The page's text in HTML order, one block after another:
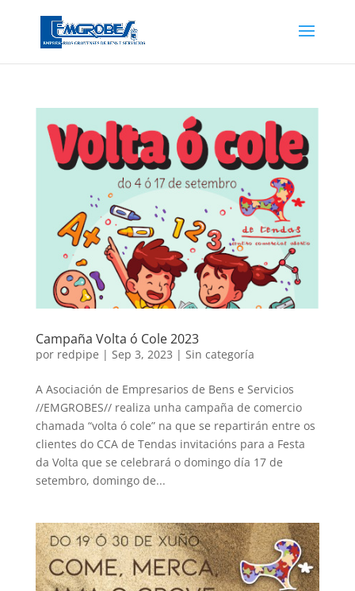
Campaña Volta ó Cole 2023
por redpipe | Sep 3, 2023 | Sin categoría
A Asociación de Empresarios de Bens e Servicios
//EMGROBES// realiza unha campaña de comercio
chamada “volta ó cole” na que se repartirán entre os
clientes do CCA de Tendas invitacións para a Festa
da Volta que se celebrará o domingo día 17 de
setembro, domingo de...